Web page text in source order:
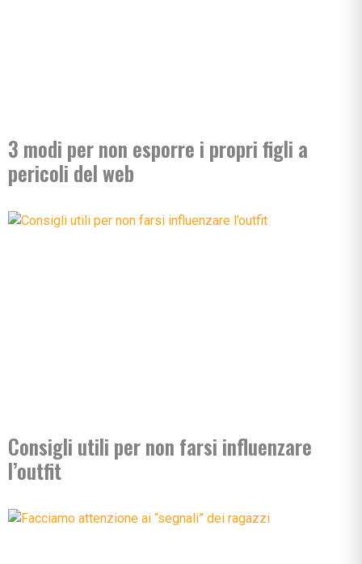
3 modi per non esporre i propri figli a
pericoli del web
Consigli utili per non farsi influenzare
l’outfit